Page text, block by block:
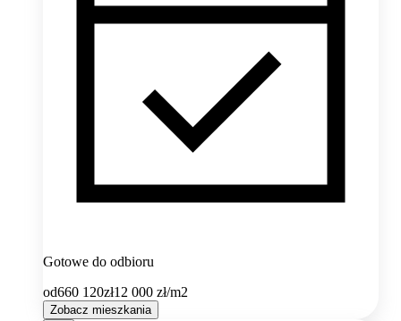
Gotowe do odbioru
od660 120zł12 000 zł/m2
Zobacz mieszkania